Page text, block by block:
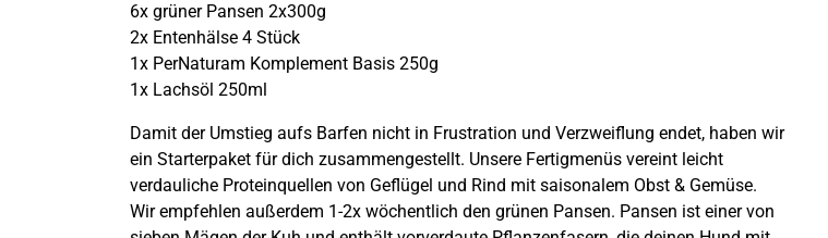
6x grüner Pansen 2x300g
2x Entenhälse 4 Stück
1x PerNaturam Komplement Basis 250g
1x Lachsöl 250ml
Damit der Umstieg aufs Barfen nicht in Frustration und Verzweiflung endet, haben wir
ein Starterpaket für dich zusammengestellt. Unsere Fertigmenüs vereint leicht
verdauliche Proteinquellen von Geflügel und Rind mit saisonalem Obst & Gemüse.
Wir empfehlen außerdem 1-2x wöchentlich den grünen Pansen. Pansen ist einer von